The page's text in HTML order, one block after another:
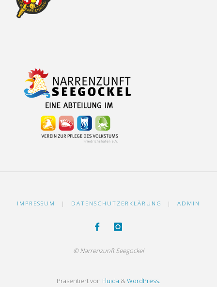
IMPRESSUM | DATENSCHUTZERKLÄRUNG | ADMIN
© Narrenzunft Seegockel
Präsentiert von Fluida &WordPress.